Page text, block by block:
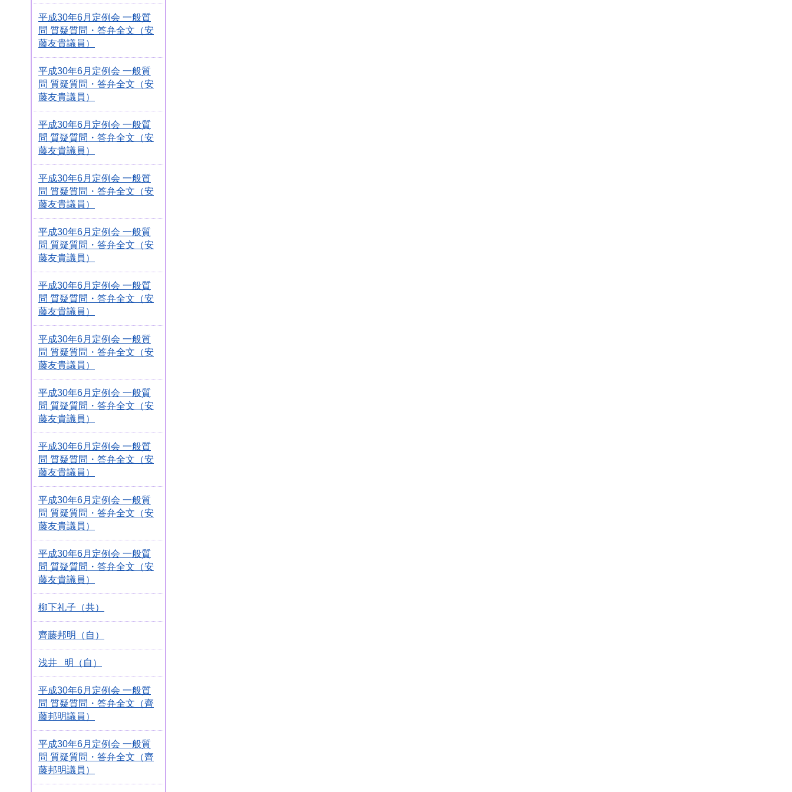
平成30年6月定例会 一般質
問 質疑質問・答弁全文（安
藤友貴議員）
平成30年6月定例会 一般質
問 質疑質問・答弁全文（安
藤友貴議員）
平成30年6月定例会 一般質
問 質疑質問・答弁全文（安
藤友貴議員）
平成30年6月定例会 一般質
問 質疑質問・答弁全文（安
藤友貴議員）
平成30年6月定例会 一般質
問 質疑質問・答弁全文（安
藤友貴議員）
平成30年6月定例会 一般質
問 質疑質問・答弁全文（安
藤友貴議員）
平成30年6月定例会 一般質
問 質疑質問・答弁全文（安
藤友貴議員）
平成30年6月定例会 一般質
問 質疑質問・答弁全文（安
藤友貴議員）
平成30年6月定例会 一般質
問 質疑質問・答弁全文（安
藤友貴議員）
平成30年6月定例会 一般質
問 質疑質問・答弁全文（安
藤友貴議員）
平成30年6月定例会 一般質
問 質疑質問・答弁全文（安
藤友貴議員）
柳下礼子（共）
齊藤邦明（自）
浅井 明（自）
平成30年6月定例会 一般質
問 質疑質問・答弁全文（齊
藤邦明議員）
平成30年6月定例会 一般質
問 質疑質問・答弁全文（齊
藤邦明議員）